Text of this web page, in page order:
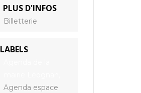
PLUS D'INFOS
Billetterie
LABELS
Agenda espace